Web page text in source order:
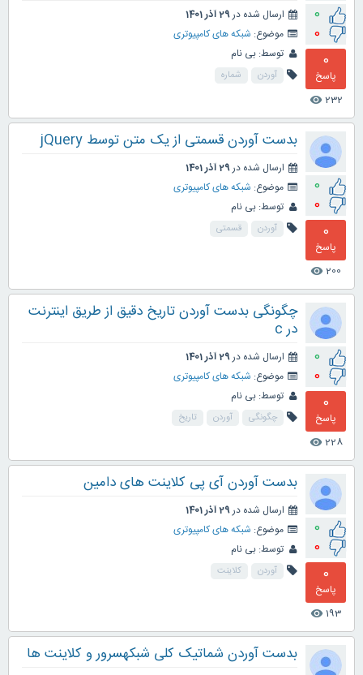
0
0
0
پاسخ
232
visibility
ارسال شده در29 آذر 1401
موضوع: شبکه های کامپیوتری
توسط: بی نام
آوردن شماره
0
0
0
پاسخ
200
visibility
بدست آوردن قسمتی از یک متن توسط jQuery
ارسال شده در29 آذر 1401
موضوع: شبکه های کامپیوتری
توسط: بی نام
آوردن قسمتی
0
0
0
پاسخ
228
visibility
چگونگی بدست آوردن تاریخ دقیق از طریق اینترنت
در c
ارسال شده در29 آذر 1401
موضوع: شبکه های کامپیوتری
توسط: بی نام
چگونگی آوردن تاریخ
0
0
0
پاسخ
193
visibility
بدست آوردن آی پی کلاینت های دامین
ارسال شده در29 آذر 1401
موضوع: شبکه های کامپیوتری
توسط: بی نام
آوردن کلاینت
بدست آوردن شماتیک کلی شبکهسرور و کلاینت ها